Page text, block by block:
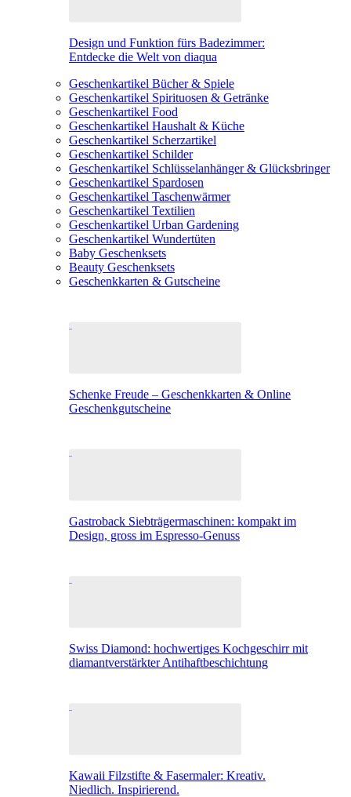
Design und Funktion fürs Badezimmer:
Entdecke die Welt von diaqua
Geschenkartikel Bücher & Spiele
Geschenkartikel Spirituosen & Getränke
Geschenkartikel Food
Geschenkartikel Haushalt & Küche
Geschenkartikel Scherzartikel
Geschenkartikel Schilder
Geschenkartikel Schlüsselanhänger & Glücksbringer
Geschenkartikel Spardosen
Geschenkartikel Taschenwärmer
Geschenkartikel Textilien
Geschenkartikel Urban Gardening
Geschenkartikel Wundertüten
Baby Geschenksets
Beauty Geschenksets
Geschenkkarten & Gutscheine
Schenke Freude – Geschenkkarten & Online
Geschenkgutscheine
Gastroback Siebträgermaschinen: kompakt im
Design, gross im Espresso-Genuss
Swiss Diamond: hochwertiges Kochgeschirr mit
diamantverstärkter Antihaftbeschichtung
Kawaii Filzstifte & Fasermaler: Kreativ.
Niedlich. Inspirierend.